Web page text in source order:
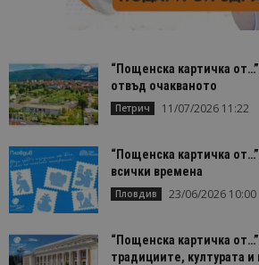
“Пощенска картичка
отвъд очакваното
Петрич 11/07/2026 11:22
“Пощенска картичка
всички времена
Пловдив 23/06/2026 10:00
“Пощенска картичка
традициите, културата